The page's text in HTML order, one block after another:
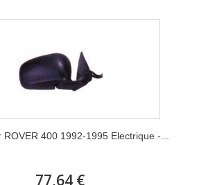
ROVER 400 1992-1995 Electrique -...
77,64 €